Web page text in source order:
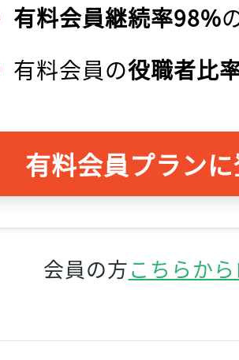
有料会員継続率98%
有料会員の役職者比
有料会員プラン
会員の方こちらか